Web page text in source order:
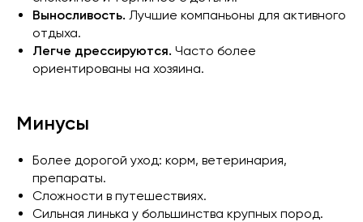
Выносливость. Лучшие компаньоны для активного
отдыха.
Легче дрессируются. Часто более
ориентированы на хозяина.
Минусы
Более дорогой уход: корм, ветеринария,
препараты.
Сложности в путешествиях.
Сильная линька у большинства крупных пород.